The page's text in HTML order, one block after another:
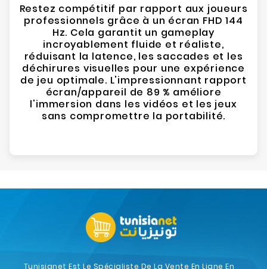
Restez compétitif par rapport aux joueurs
professionnels grâce à un écran FHD 144
Hz. Cela garantit un gameplay
incroyablement fluide et réaliste,
réduisant la latence, les saccades et les
déchirures visuelles pour une expérience
de jeu optimale. L'impressionnant rapport
écran/appareil de 89 % améliore
l'immersion dans les vidéos et les jeux
sans compromettre la portabilité.
Tunisianet Est Le Spécialiste De La Vente En Ligne En